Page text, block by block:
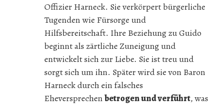
Offizier Harneck. Sie verkörpert bürgerliche
Tugenden wie Fürsorge und
Hilfsbereitschaft. Ihre Beziehung zu Guido
beginnt als zärtliche Zuneigung und
entwickelt sich zur Liebe. Sie ist treu und
sorgt sich um ihn. Später wird sie von Baron
Harneck durch ein falsches
Eheversprechenbetrogen und verführt, was